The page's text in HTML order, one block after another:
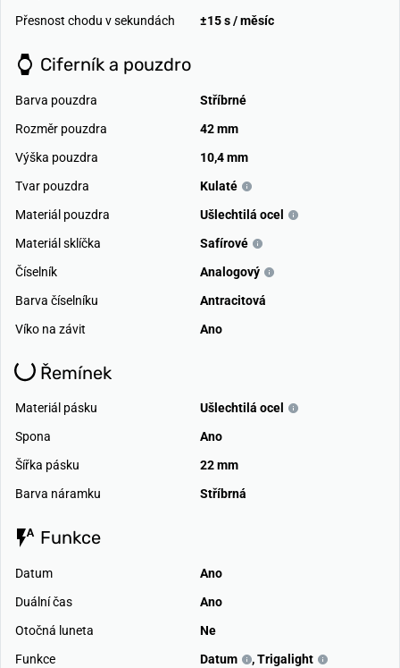
Přesnost chodu v sekundách
±15 s / měsíc
Ciferník a pouzdro
Barva pouzdra
Stříbrné
Rozměr pouzdra
42 mm
Výška pouzdra
10,4 mm
Tvar pouzdra
Kulaté
Materiál pouzdra
Ušlechtilá ocel
Materiál sklíčka
Safírové
Číselník
Analogový
Barva číselníku
Antracitová
Víko na závit
Ano
Řemínek
Materiál pásku
Ušlechtilá ocel
Spona
Ano
Šířka pásku
22 mm
Barva náramku
Stříbrná
Funkce
Datum
Ano
Duální čas
Ano
Otočná luneta
Ne
Funkce
Datum ,Trigalight